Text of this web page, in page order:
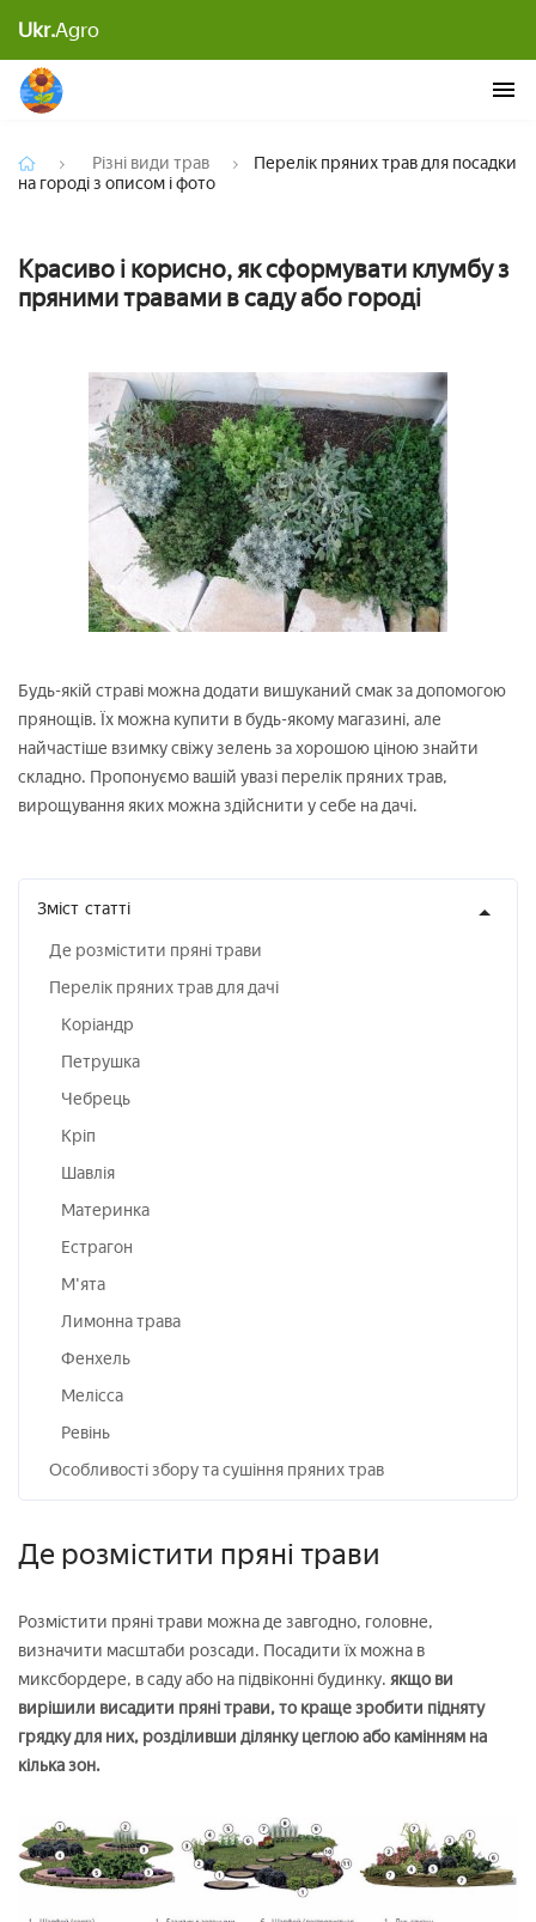
Ukr.Agroописом і фото
Різні види трав
Перелік пряних трав для посадки
на городі з описом і фото
Красиво і корисно, як сформувати клумбу з
пряними травами в саду або городі
Будь-якій страві можна додати вишуканий смак за допомогою
прянощів. Їх можна купити в будь-якому магазині, але
найчастіше взимку свіжу зелень за хорошою ціною знайти
складно. Пропонуємо вашій увазі перелік пряних трав,
вирощування яких можна здійснити у себе на дачі.
Зміст статті
Де розмістити пряні трави
Перелік пряних трав для дачі
Коріандр
Петрушка
Чебрець
Кріп
Шавлія
Материнка
Естрагон
М'ята
Лимонна трава
Фенхель
Мелісса
Ревінь
Особливості збору та сушіння пряних трав
Де розмістити пряні трави
Розмістити пряні трави можна де завгодно, головне,
визначити масштаби розсади. Посадити їх можна в
миксбордере, в саду або на підвіконні будинку. якщо ви
вирішили висадити пряні трави, то краще зробити підняту
грядку для них, розділивши ділянку цеглою або камінням на
кілька зон.